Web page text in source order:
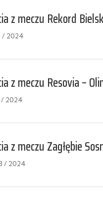
z meczu Rekord
/ 2024
z meczu Resovia –
/ 2024
z meczu Zagłębie
/ 2024